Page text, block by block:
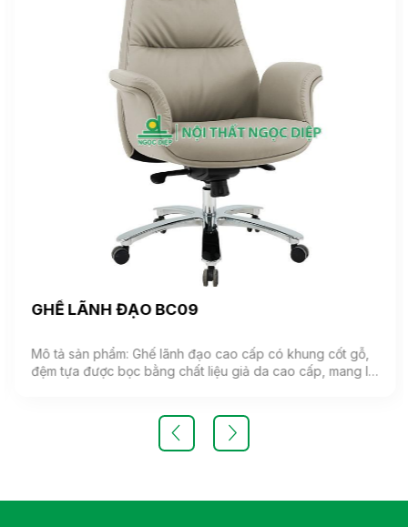
GHẾ LÃNH ĐẠO BC09
Mô tả sản phẩm: Ghế lãnh đạo cao cấp có khung cốt gỗ,
đệm tựa được bọc bằng chất liệu giả da cao cấp, mang lại
bảo tính bền vững và thẩm mỹ.( Sản phẩm nhập khẩu )
Màu sắc: Tùy chọn Chất liệu: Ghế lãnh đạo cao cấp có